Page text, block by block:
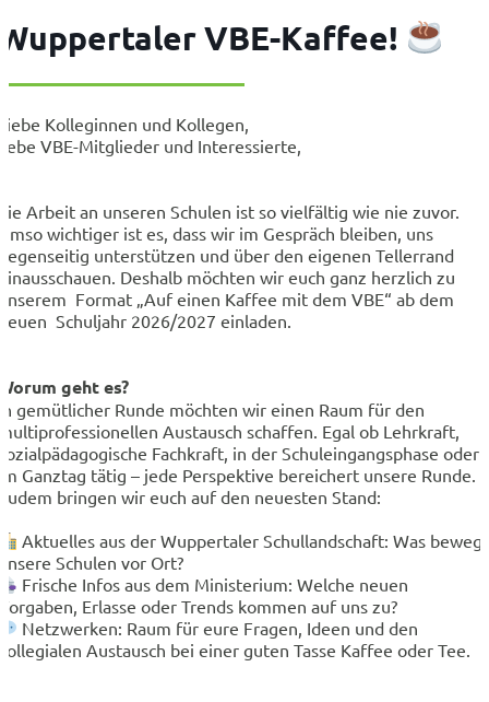
VBE-Kaffee!
Kolleginnen und Kollegen,
VBE-Mitglieder und Interessierte,
Arbeit an unseren Schulen ist so vielfältig wie nie zuvor.
wichtiger ist es, dass wir im Gespräch bleiben, uns
unterstützen und über den eigenen Tellerrand
Deshalb möchten wir euch ganz herzlich zu
Format „Auf einen Kaffee mit dem VBE“ ab dem
Schuljahr 2026/2027 einladen.
geht es?
gemütlicher Runde möchten wir einen Raum für den
Austausch schaffen. Egal ob Lehrkraft,
Fachkraft, in der Schuleingangsphase oder
Ganztag tätig – jede Perspektive bereichert unsere Runde.
bringen wir euch auf den neuesten Stand:
Aktuelles aus der Wuppertaler Schullandschaft: Was bewegt
Schulen vor Ort?
Frische Infos aus dem Ministerium: Welche neuen
Erlasse oder Trends kommen auf uns zu?
Netzwerken: Raum für eure Fragen, Ideen und den
Austausch bei einer guten Tasse Kaffee oder Tee.